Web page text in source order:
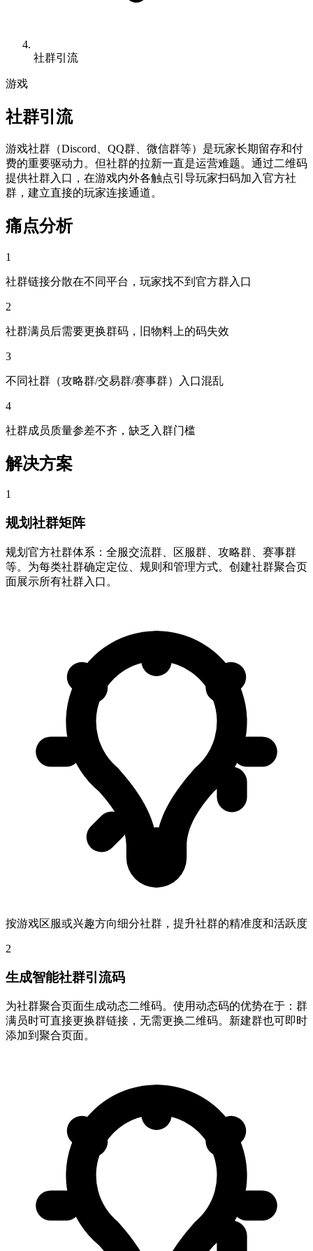
社群引流
游戏
社群引流
游戏社群（Discord、QQ群、微信群等）是玩家长期留存和付
费的重要驱动力。但社群的拉新一直是运营难题。通过二维码
提供社群入口，在游戏内外各触点引导玩家扫码加入官方社
群，建立直接的玩家连接通道。
痛点分析
1
社群链接分散在不同平台，玩家找不到官方群入口
2
社群满员后需要更换群码，旧物料上的码失效
3
不同社群（攻略群/交易群/赛事群）入口混乱
4
社群成员质量参差不齐，缺乏入群门槛
解决方案
1
规划社群矩阵
规划官方社群体系：全服交流群、区服群、攻略群、赛事群
等。为每类社群确定定位、规则和管理方式。创建社群聚合页
面展示所有社群入口。
按游戏区服或兴趣方向细分社群，提升社群的精准度和活跃度
2
生成智能社群引流码
为社群聚合页面生成动态二维码。使用动态码的优势在于：群
满员时可直接更换群链接，无需更换二维码。新建群也可即时
添加到聚合页面。